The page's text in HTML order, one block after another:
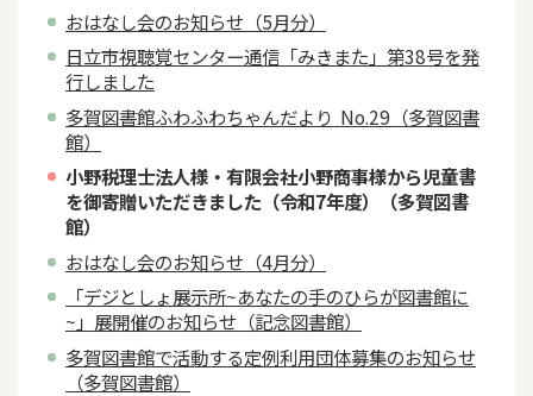
おはなし会のお知らせ（5月分）
日立市視聴覚センター通信「みきまた」第38号を発
行しました
多賀図書館ふわふわちゃんだより No.29（多賀図書
館）
小野税理士法人様・有限会社小野商事様から児童書
を御寄贈いただきました（令和7年度）（多賀図書
館）
おはなし会のお知らせ（4月分）
「デジとしょ展示所~あなたの手のひらが図書館に
~」展開催のお知らせ（記念図書館）
多賀図書館で活動する定例利用団体募集のお知らせ
（多賀図書館）